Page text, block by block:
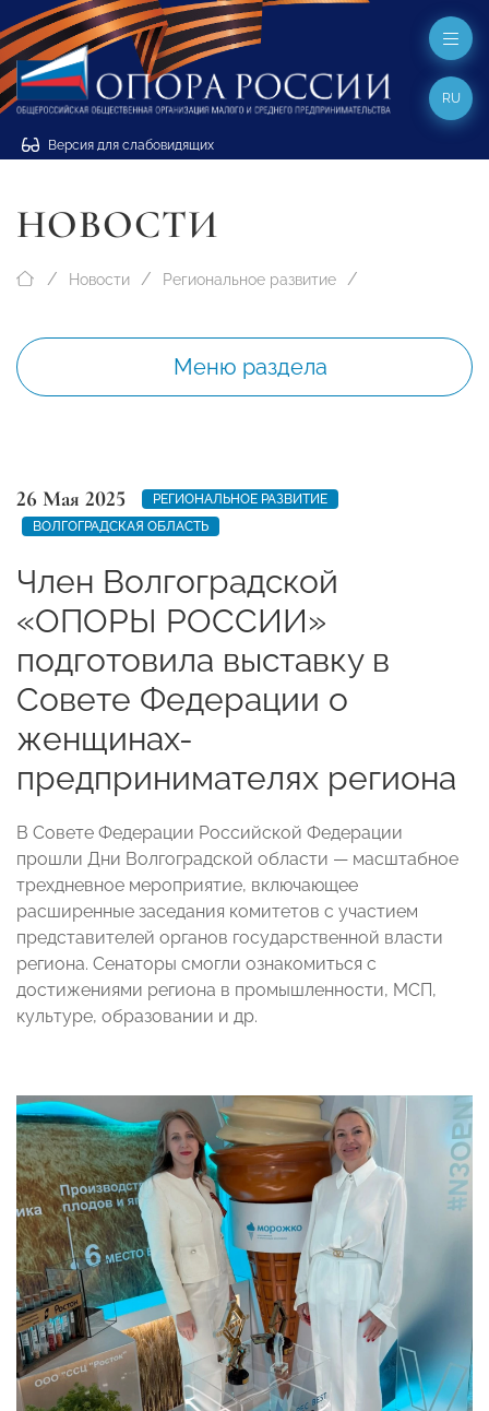
Версия для слабовидящих
RU
НОВОСТИ
Новости Региональное развитие
Меню раздела
26 Мая 2025
РЕГИОНАЛЬНОЕ РАЗВИТИЕ
ВОЛГОГРАДСКАЯ ОБЛАСТЬ
Член Волгоградской
«ОПОРЫ РОССИИ»
подготовила выставку в
Совете Федерации о
женщинах-
предпринимателях региона
В Совете Федерации Российской Федерации
прошли Дни Волгоградской области — масштабное
трехдневное мероприятие, включающее
расширенные заседания комитетов с участием
представителей органов государственной власти
региона. Сенаторы смогли ознакомиться с
достижениями региона в промышленности, МСП,
культуре, образовании и др.